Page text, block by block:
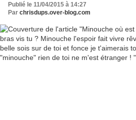
"minouche" rien de toi ne
Publié le 11/04/2015 à 14:27
Par chrisdups.over-blog.com